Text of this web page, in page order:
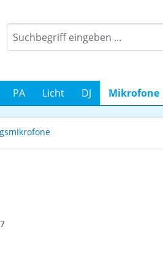
PA Licht DJ Mikrofone